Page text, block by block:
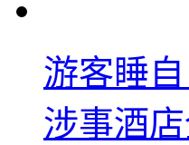
游客睡
涉事酒